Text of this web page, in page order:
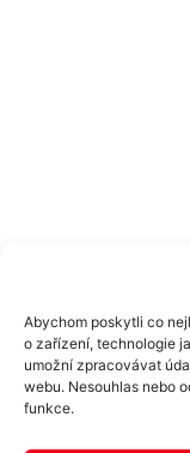
Abychom poskytli co
o zařízení, technologie
umožní zpracovávat
webu. Nesouhlas nebo
funkce.